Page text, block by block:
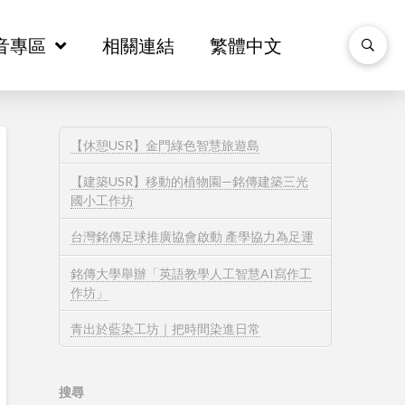
專區 相關連結 繁體中文
專區 相關連結 繁體中文
【休憩USR】金門綠色智慧旅遊島
【建築USR】移動的植物園—銘傳建築三光
國小工作坊
台灣銘傳足球推廣協會啟動 產學協力為足運
銘傳大學舉辦「英語教學人工智慧AI寫作工
作坊」
青出於藍染工坊｜把時間染進日常
搜尋